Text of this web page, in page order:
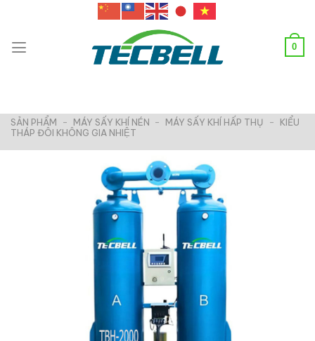
nội
0
SẢN PHẨM - MÁY SẤY KHÍ NÉN - MÁY SẤY KHÍ HẤP THỤ -
KIỂU
THÁP ĐÔI KHÔNG GIA NHIỆT